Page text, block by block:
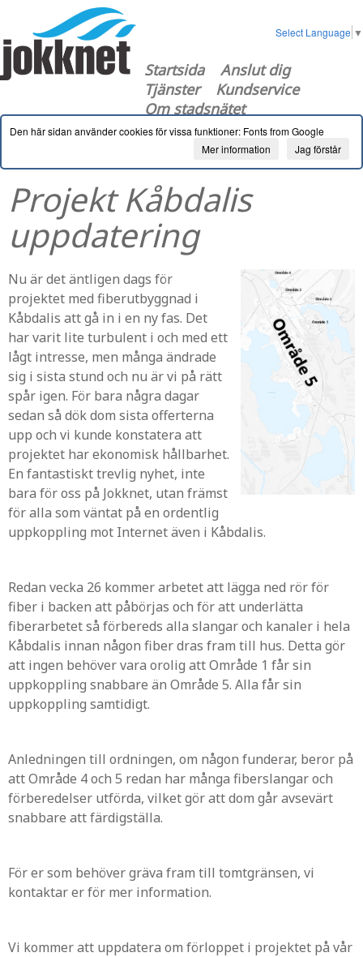
Startsida
Anslut dig
Tjänster
Kundservice
Om stadsnätet
Select Language ▼
Den här sidan använder cookies för vissa funktioner: Fonts from Google
Jag förstår
Mer information
Projekt Kåbdalis
uppdatering
Nu är det äntligen dags för
projektet med fiberutbyggnad i
Kåbdalis att gå in i en ny fas. Det
har varit lite turbulent i och med ett
lågt intresse, men många ändrade
sig i sista stund och nu är vi på rätt
spår igen. För bara några dagar
sedan så dök dom sista offerterna
upp och vi kunde konstatera att
projektet har ekonomisk hållbarhet.
En fantastiskt trevlig nyhet, inte
bara för oss på Jokknet, utan främst
för alla som väntat på en ordentlig
uppkoppling mot Internet även i Kåbdalis.
Redan vecka 26 kommer arbetet att lägga ned rör för
fiber i backen att påbörjas och för att underlätta
fiberarbetet så förbereds alla slangar och kanaler i hela
Kåbdalis innan någon fiber dras fram till hus. Detta gör
att ingen behöver vara orolig att Område 1 får sin
uppkoppling snabbare än Område 5. Alla får sin
uppkoppling samtidigt.
Anledningen till ordningen, om någon funderar, beror på
att Område 4 och 5 redan har många fiberslangar och
förberedelser utförda, vilket gör att dom går avsevärt
snabbare att färdigställa.
För er som behöver gräva fram till tomtgränsen, vi
kontaktar er för mer information.
Vi kommer att uppdatera om förloppet i projektet på vår